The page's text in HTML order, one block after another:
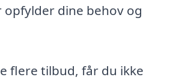
dine behov og
flere tilbud, får du ikke